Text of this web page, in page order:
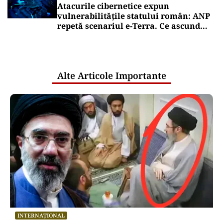
Atacurile cibernetice expun
vulnerabilitățile statului român: ANP
repetă scenariul e‑Terra. Ce ascund
Alte Articole Importante
INTERNAȚIONAL